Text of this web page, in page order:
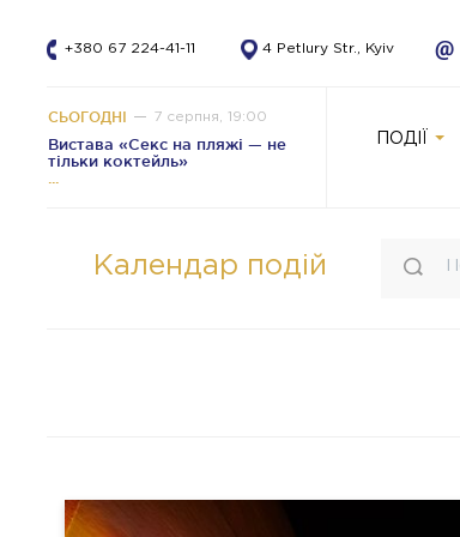
+380 67 224-41-11 4 Petlury Str., Kyiv
СЬОГОДНІ 7 серпня, 19:00
Вистава «Секс на пляжі — не
тільки коктейль»
ПОДІЇ
Календар подій